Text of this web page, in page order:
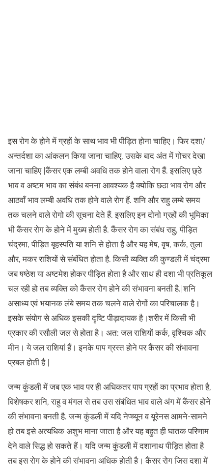
इस रोग के होने में ग्रहों के साथ भाव भी पीड़ित होना चाहिए। फिर दशा/
अन्तर्दशा का आंकलन किया जाना चाहिए, उसके बाद अंत में गोचर देखा
जाना चाहिए |कैंसर एक लम्बी अवधि तक होने वाला रोग हैं. इसलिए छ्ठे
भाव व अष्टम भाव का संबंध बनना आवश्यक है क्योकि छठा भाव रोग और
आठवाँ भाव लम्बी अवधि तक होने वाले रोग हैं. शनि और राहु लम्बे समय
तक चलने वाले रोगो की सूचना देते हैं. इसलिए इन दोनो ग्रहों की भूमिका
भी कैंसर रोग के होने में मुख्य होती है. कैंसर रोग का संबंध राहु, पीड़ित
चंद्रमा, पीड़ित बृहस्पति या शनि से होता है और यह मेष, वृष, कर्क, तुला
और, मकर राशियों से संबंधित होता है. किसी व्यक्ति की कुण्डली में चंद्रमा
जब षष्ठेश या अष्टमेश होकर पीड़ित होता है और साथ ही दशा भी प्रतिकूल
चल रही हो तब व्यक्ति को कैंसर रोग होने की संभावना बनती है.|शनि
असाध्य एवं भयानक लंबे समय तक चलने वाले रोगों का परिचालक है।
इसके संयोग से अधिक इसकी दृष्टि पीड़ादायक है।शरीर में किसी भी
प्रकार की रसौली जल से होता है। अत: जल राशियों कर्क, वृश्चिक और
मीन। ये जल राशियां हैं। इनके पाप ग्रस्त होने पर कैंसर की संभावना
प्रबल होती है |
जन्म कुंडली में जब एक भाव पर ही अधिकतर पाप ग्रहों का प्रभाव होता है,
विशेषकर शनि, राहु व मंगल से तब उस संबंधित भाव वाले अंग में कैंसर होने
की संभावना बनती है. जन्म कुंडली में यदि नेप्च्यून व यूरेनस आमने-सामने
हो तब इसे अत्यधिक अशुभ माना जाता है और यह बहुत ही घातक परिणाम
देने वाले सिद्ध हो सकते हैं। यदि जन्म कुंडली में दशानाथ पीड़ित होता है
तब इस रोग के होने की संभावना अधिक होती है। कैंसर रोग जिस दशा में